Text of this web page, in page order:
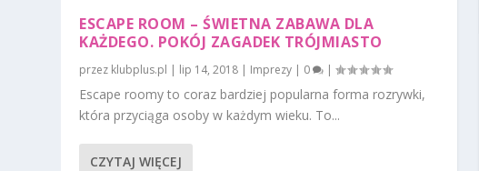
ESCAPE ROOM – ŚWIETNA ZABAWA DLA
KAŻDEGO. POKÓJ ZAGADEK TRÓJMIASTO
przez klubplus.pl | lip 14, 2018 | Imprezy | 0 |
Escape roomy to coraz bardziej popularna forma rozrywki,
która przyciąga osoby w każdym wieku. To...
CZYTAJ WIĘCEJ